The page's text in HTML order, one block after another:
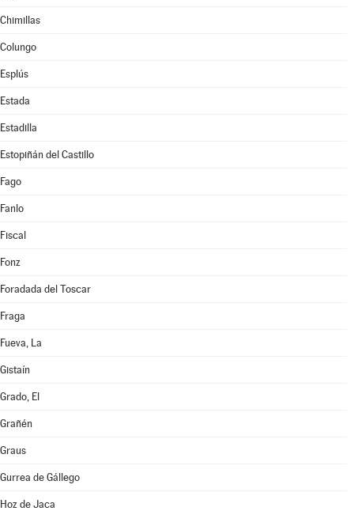
Chimillas
Colungo
Esplús
Estada
Estadilla
Estopiñán del Castillo
Fago
Fanlo
Fiscal
Fonz
Foradada del Toscar
Fraga
Fueva, La
Gistaín
Grado, El
Grañén
Graus
Gurrea de Gállego
Hoz de Jaca